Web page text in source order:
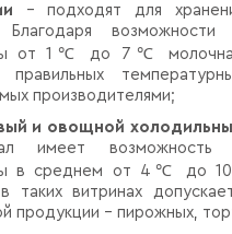
– подходят для
Благодаря возможности
от 1℃ до 7℃
производителями;
и овощной
имеет возможность
в среднем от 4℃ до
таких витринах
продукции – пирожных,